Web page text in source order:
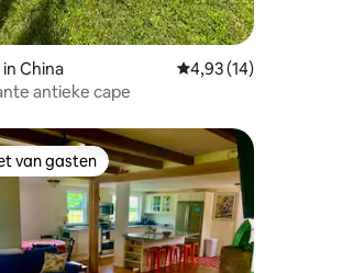
China Gemiddelde
4,93 (14)
antieke cape
van gasten
van gasten